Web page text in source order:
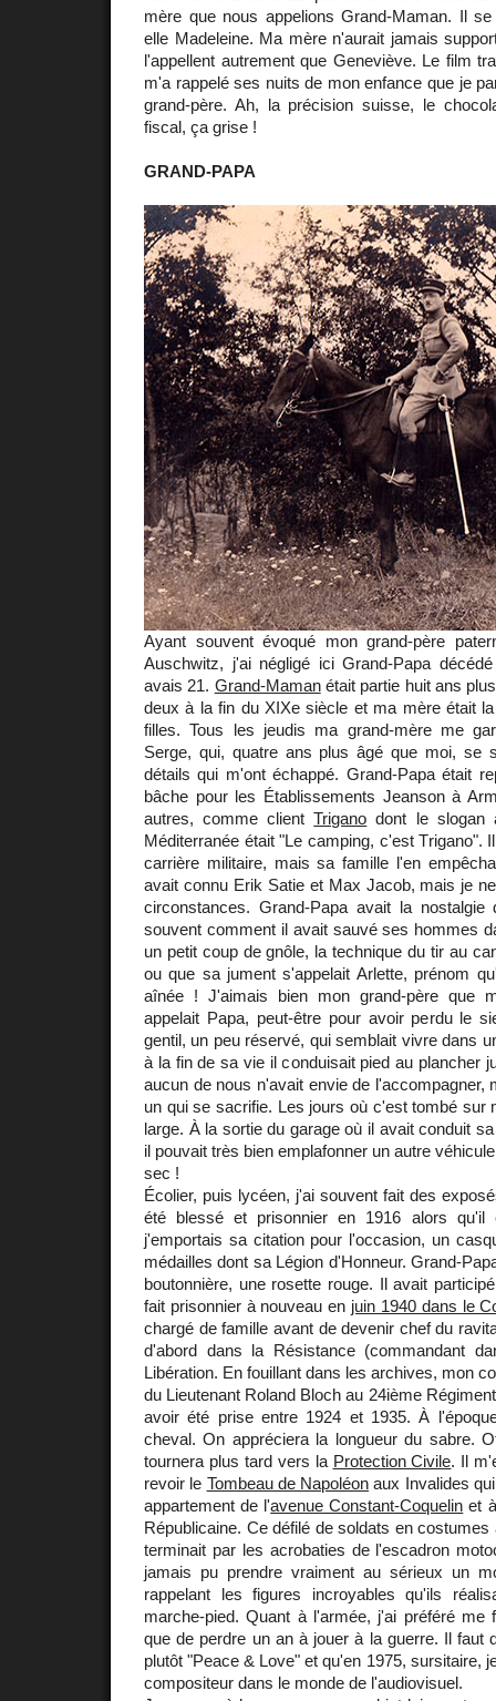
mère que nous appelions Grand-Maman. Il
elle Madeleine. Ma mère n'aurait jamais
l'appellent autrement que Geneviève. Le film
m'a rappelé ses nuits de mon enfance que je
grand-père. Ah, la précision suisse, le
fiscal, ça grise !
GRAND-PAPA
Ayant souvent évoqué mon grand-père
Auschwitz, j'ai négligé ici Grand-Papa
avais 21. Grand-Mamanétait partie huit ans
deux à la fin du XIXe siècle et ma mère était
filles. Tous les jeudis ma grand-mère me
Serge, qui, quatre ans plus âgé que moi, se
détails qui m'ont échappé. Grand-Papa était
bâche pour les Établissements Jeanson à
autres, comme clientTrigano dont le slogan
Méditerranée était "Le camping, c'est Trigano".
carrière militaire, mais sa famille l'en
avait connu Erik Satie et Max Jacob, mais je
circonstances. Grand-Papa avait la nostalgie
souvent comment il avait sauvé ses hommes
un petit coup de gnôle, la technique du tir au
ou que sa jument s'appelait Arlette, prénom
aînée ! J'aimais bien mon grand-père que
appelait Papa, peut-être pour avoir perdu le
gentil, un peu réservé, qui semblait vivre dans
à la fin de sa vie il conduisait pied au plancher
aucun de nous n'avait envie de l'accompagner,
un qui se sacrifie. Les jours où c'est tombé sur
large. À la sortie du garage où il avait conduit
il pouvait très bien emplafonner un autre
sec !
Écolier, puis lycéen, j'ai souvent fait des
été blessé et prisonnier en 1916 alors qu'il
j'emportais sa citation pour l'occasion, un
médailles dont sa Légion d'Honneur. Grand-
boutonnière, une rosette rouge. Il avait
fait prisonnier à nouveau en juin 1940 dans le
chargé de famille avant de devenir chef du
d'abord dans la Résistance (commandant
Libération. En fouillant dans les archives, mon
du Lieutenant Roland Bloch au 24ième
avoir été prise entre 1924 et 1935. À
cheval. On appréciera la longueur du sabre.
tournera plus tard vers la Protection Civile. Il
revoir le Tombeau de Napoléon aux Invalides
appartement de l'avenue Constant-Coquelin et
Républicaine. Ce défilé de soldats en
terminait par les acrobaties de l'escadron
jamais pu prendre vraiment au sérieux un
rappelant les figures incroyables qu'ils
marche-pied. Quant à l'armée, j'ai préféré me
que de perdre un an à jouer à la guerre. Il faut
plutôt "Peace & Love" et qu'en 1975, sursitaire,
compositeur dans le monde de l'audiovisuel.